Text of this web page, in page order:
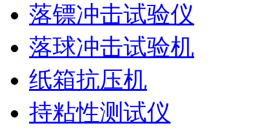
落镖冲击试验仪
落球冲击试验机
纸箱抗压机
持粘性测试仪